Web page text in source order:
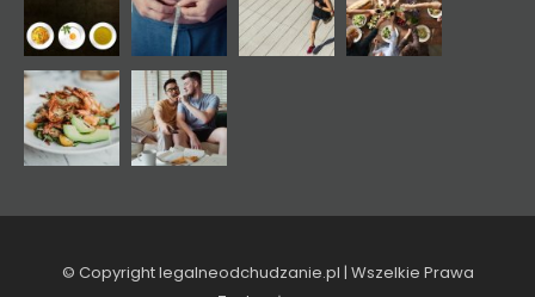
© Copyright legalneodchudzanie.pl | Wszelkie Prawa